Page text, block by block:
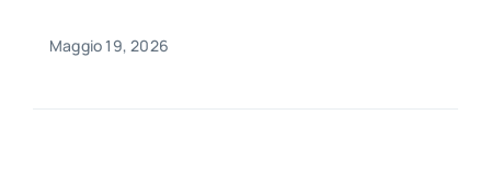
Maggio 19, 2026